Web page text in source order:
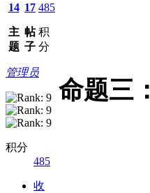
14
主
题
17
帖
子
485
积
分
管理员
积分
485
收
命题三：